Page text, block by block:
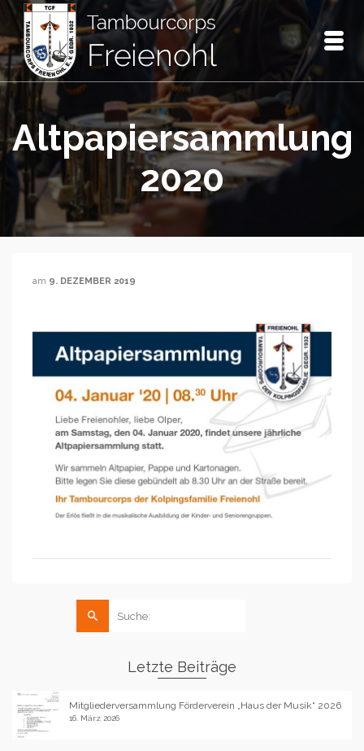
Altpapiersammlung
2020
am 9. DEZEMBER 2019
nach:
Letzte Beiträge
Mitgliederversammlung Förderverein „Haus der Musik“ 2026
16. März 2026